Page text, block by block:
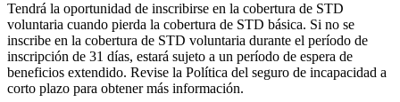
Tendrá la oportunidad de inscribirse en la cobertura de STD
voluntaria cuando pierda la cobertura de STD básica. Si no se
inscribe en la cobertura de STD voluntaria durante el período de
inscripción de 31 días, estará sujeto a un período de espera de
beneficios extendido. Revise la Política del seguro de incapacidad a
corto plazo para obtener más información.